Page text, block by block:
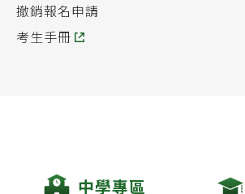
撤銷報名申請
考生手冊
中學專區